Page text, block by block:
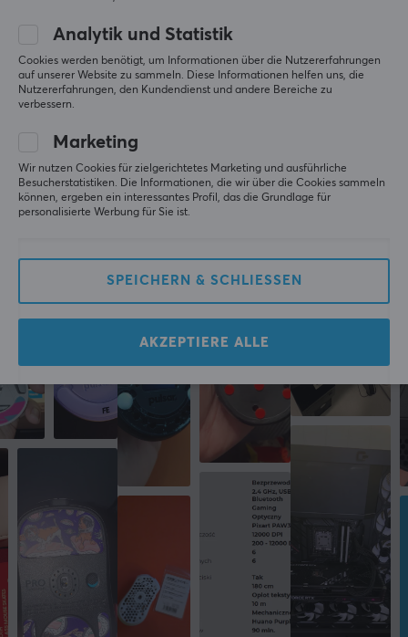
PC
EspTiger ICE Mouse Skates Für Razer Orochi V2
vor 2 Jahren
Mehr aus unserer
Community
Analytik und Statistik
Cookies werden benötigt, um Informationen über die Nutzererfahrungen
auf unserer Website zu sammeln. Diese Informationen helfen uns, die
Nutzererfahrungen, den Kundendienst und andere Bereiche zu
verbessern.
Marketing
Wir nutzen Cookies für zielgerichtetes Marketing und ausführliche
Besucherstatistiken. Die Informationen, die wir über die Cookies sammeln
können, ergeben ein interessantes Profil, das die Grundlage für
personalisierte Werbung für Sie ist.
SPEICHERN & SCHLIESSEN
AKZEPTIERE ALLE